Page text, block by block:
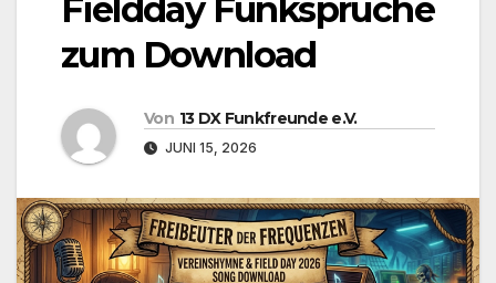
Fieldday Funksprüche
zum Download
Von 13 DX Funkfreunde e.V.
JUNI 15, 2026